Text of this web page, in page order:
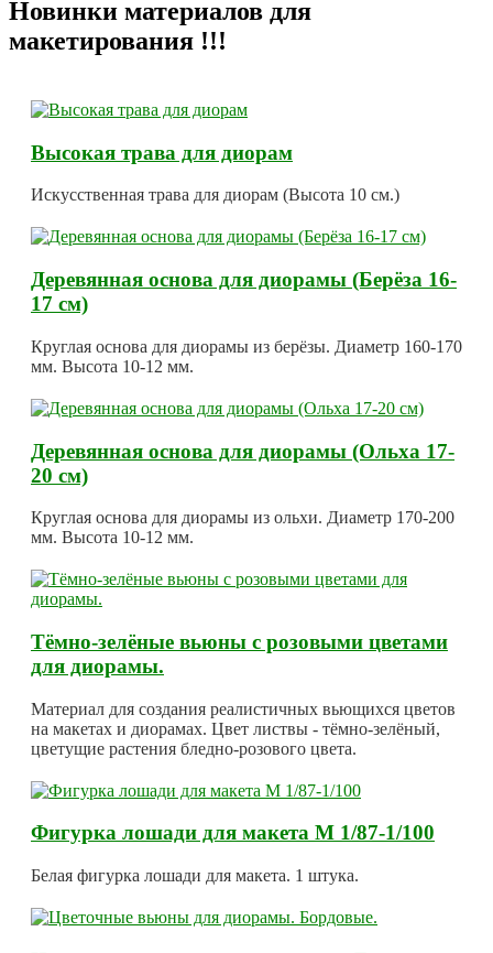
Новинки материалов для
макетирования !!!
Высокая трава для диорам
Искусственная трава для диорам (Высота 10 см.)
Деревянная основа для диорамы (Берёза 16-
17 см)
Круглая основа для диорамы из берёзы. Диаметр 160-170
мм. Высота 10-12 мм.
Деревянная основа для диорамы (Ольха 17-
20 см)
Круглая основа для диорамы из ольхи. Диаметр 170-200
мм. Высота 10-12 мм.
Тёмно-зелёные вьюны с розовыми цветами
для диорамы.
Материал для создания реалистичных вьющихся цветов
на макетах и диорамах. Цвет листвы - тёмно-зелёный,
цветущие растения бледно-розового цвета.
Фигурка лошади для макета М 1/87-1/100
Белая фигурка лошади для макета. 1 штука.